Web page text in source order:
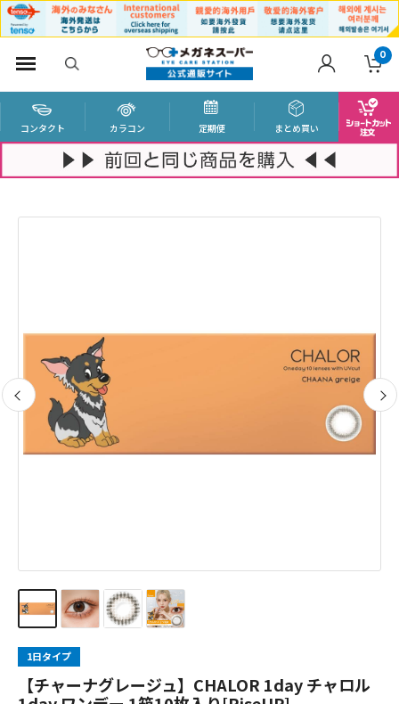
0
コンタクト カラコン 定期便 まとめ買い
1日タイプ
【チャーナグレージュ】CHALOR 1day チャロル